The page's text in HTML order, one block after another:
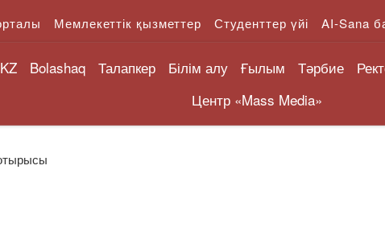
Мемлекеттік қызметтер Студенттер үйі AI-Sana
KZ Bolashaq Талапкер Білім алу Ғылым Тәрбие
Центр «Mass Media»